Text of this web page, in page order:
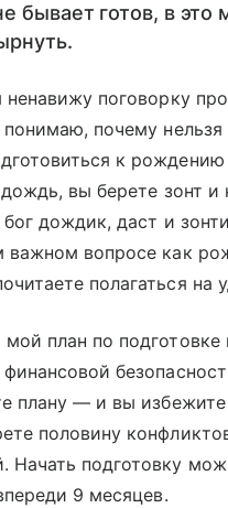
бывает готов, в это
поговорку
почему нельзя
к рождению
вы берете зонт и
дождик, даст и
важном вопросе как
полагаться на
план по подготовке
плану — и вы
половину
подготовку
9 месяцев.